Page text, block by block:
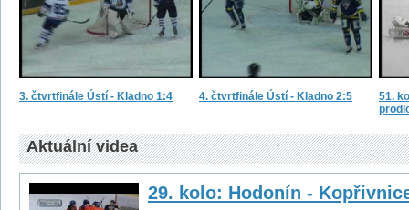
3. čtvrtfinále Ústí - Kladno 1:4 4. čtvrtfinále Ústí - Kladno 2:5
51.
Aktuální videa
29. kolo: Hodonín -